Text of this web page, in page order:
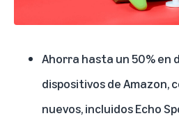
Ahorra hasta un 50% en
dispositivos de Amazon,
nuevos, incluidosEcho